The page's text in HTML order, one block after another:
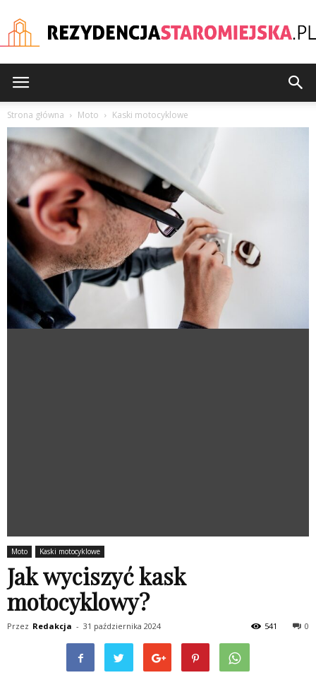
Strona główna Moto Kaski motocyklowe
Moto Kaski motocyklowe
Jak wyciszyć kask
motocyklowy?
Przez Redakcja - 31 października 2024 0
541